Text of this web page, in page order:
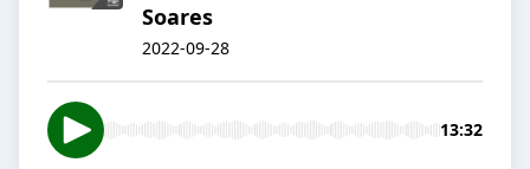
Soares
2022-09-28
13:32